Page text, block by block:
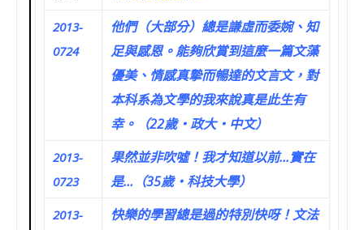
2013-
0724
他們（大部分）總是謙虛而委婉、知
足與感恩。能夠欣賞到這麼一篇文藻
優美、情感真摯而暢達的文言文，對
本科系為文學的我來說真是此生有
幸。（22歲‧政大‧中文）
2013-
0723
果然並非吹噓！我才知道以前…實在
是…（35歲‧科技大學）
2013- 快樂的學習總是過的特別快呀！文法